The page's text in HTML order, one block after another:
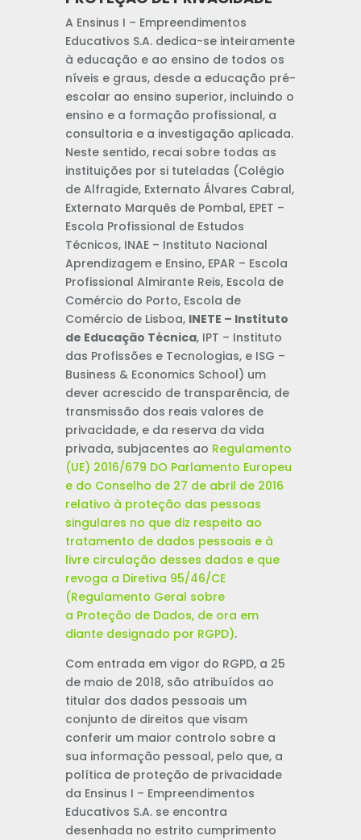
A Ensinus I – Empreendimentos
Educativos S.A. dedica-se inteiramente
à educação e ao ensino de todos os
níveis e graus, desde a educação pré-
escolar ao ensino superior, incluindo o
ensino e a formação profissional, a
consultoria e a investigação aplicada.
Neste sentido, recai sobre todas as
instituições por si tuteladas (Colégio
de Alfragide, Externato Álvares Cabral,
Externato Marquês de Pombal, EPET –
Escola Profissional de Estudos
Técnicos, INAE – Instituto Nacional
Aprendizagem e Ensino, EPAR – Escola
Profissional Almirante Reis, Escola de
Comércio do Porto, Escola de
Comércio de Lisboa, INETE – Instituto
de Educação Técnica, IPT – Instituto
das Profissões e Tecnologias, e ISG –
Business & Economics School) um
dever acrescido de transparência, de
transmissão dos reais valores de
privacidade, e da reserva da vida
privada, subjacentes ao Regulamento
(UE) 2016/679 DO Parlamento Europeu
e do Conselho de 27 de abril de 2016
relativo à proteção das pessoas
singulares no que diz respeito ao
tratamento de dados pessoais e à
livre circulação desses dados e que
revoga a Diretiva 95/46/CE
(Regulamento Geral sobre
a Proteção de Dados, de ora em
diante designado por RGPD).
Com entrada em vigor do RGPD, a 25
de maio de 2018, são atribuídos ao
titular dos dados pessoais um
conjunto de direitos que visam
conferir um maior controlo sobre a
sua informação pessoal, pelo que, a
política de proteção de privacidade
da Ensinus I – Empreendimentos
Educativos S.A. se encontra
desenhada no estrito cumprimento